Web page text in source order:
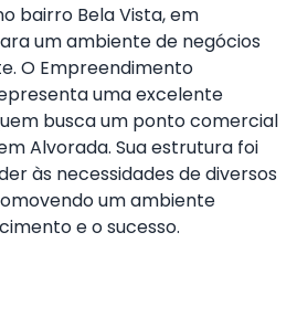
bairro Bela Vista, em
um ambiente de negócios
O Empreendimento
uma excelente
busca um ponto comercial
Alvorada. Sua estrutura foi
às necessidades de diversos
um ambiente
e o sucesso.